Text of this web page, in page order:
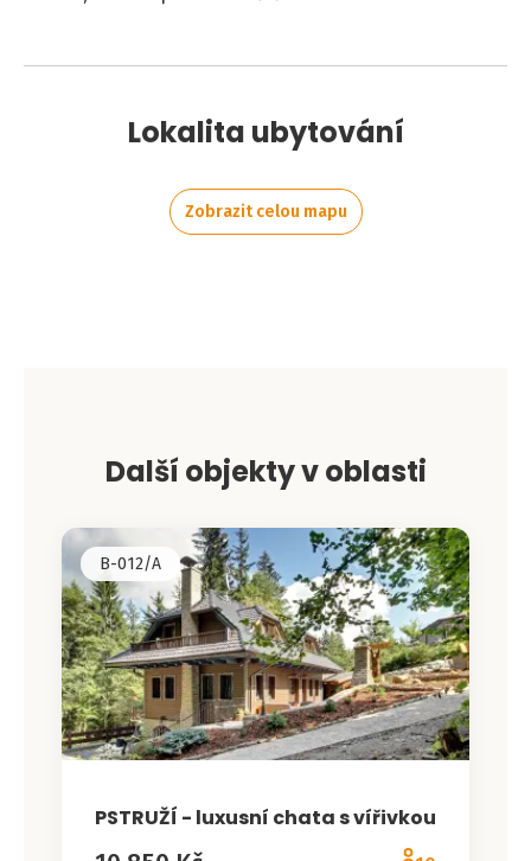
Lokalita ubytování
Zobrazit celou mapu
Další objekty v oblasti
B-012/A
PSTRUŽÍ - luxusní chata s vířivkou